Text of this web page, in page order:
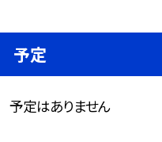
予定
予定はありません